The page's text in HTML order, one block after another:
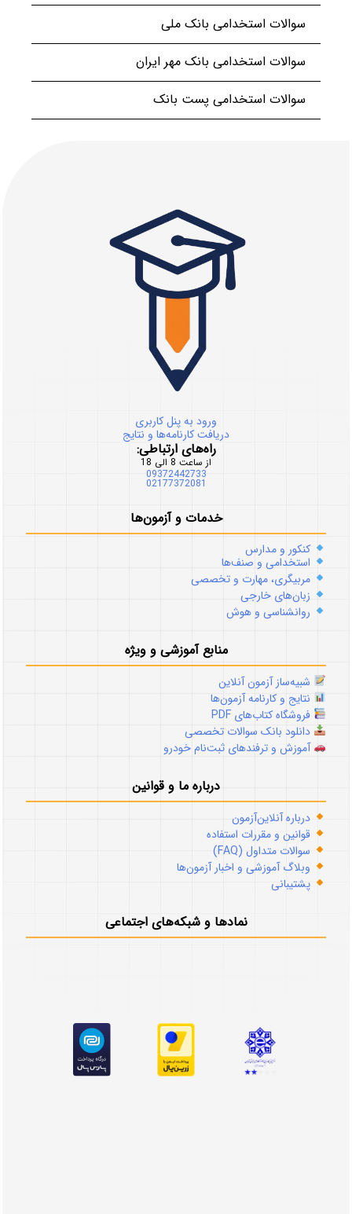
سوالات استخدامی بانک ملی
سوالات استخدامی بانک مهر ایران
سوالات استخدامی پست بانک
ورود به پنل کاربری
دریافت کارنامه‌ها و نتایج
راه‌های ارتباطی:
از ساعت 8 الی 18
09372442733
02177372081
خدمات و آزمون‌ها
کنکور و مدارس
استخدامی و صنف‌ها
مربیگری، مهارت و تخصصی
زبان‌های خارجی
روانشناسی و هوش
منابع آموزشی و ویژه
شبیه‌ساز آزمون آنلاین
نتایج و کارنامه آزمون‌ها
فروشگاه کتاب‌های PDF
دانلود بانک سوالات تخصصی
آموزش و ترفندهای ثبت‌نام خودرو
درباره ما و قوانین
درباره آنلاین‌آزمون
قوانین و مقررات استفاده
سوالات متداول (FAQ)
وبلاگ آموزشی و اخبار آزمون‌ها
پشتیبانی
نمادها و شبکه‌های اجتماعی